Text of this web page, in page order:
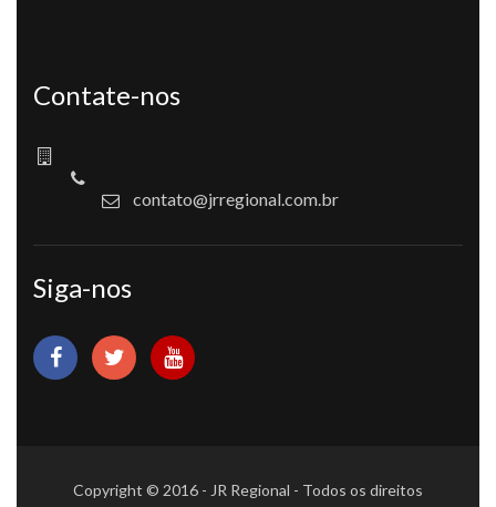
Contate-nos
contato@jrregional.com.br
Siga-nos
Copyright © 2016 - JR Regional - Todos os direitos